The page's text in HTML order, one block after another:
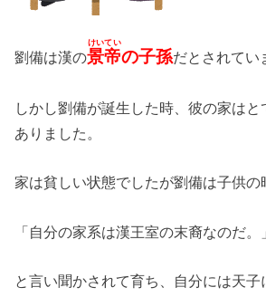
劉備は漢の景帝
けいてい
の子孫だとされてい
しかし劉備が誕生した時、彼の家はと
ありました。
家は貧しい状態でしたが劉備は子供の
「自分の家系は漢王室の末裔なのだ。
と言い聞かされて育ち、自分には天子